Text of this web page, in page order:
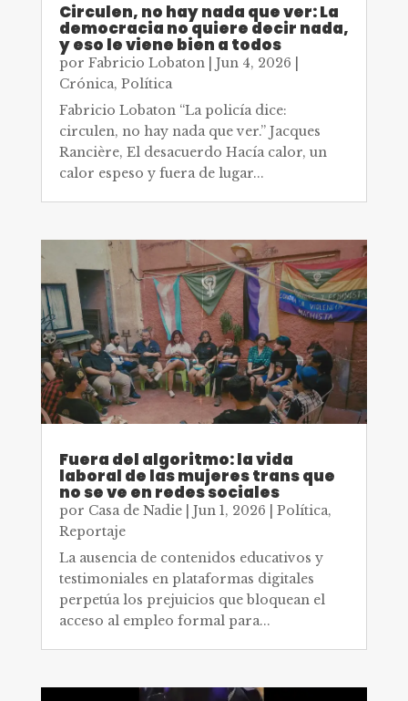
Circulen, no hay nada que ver: La
democracia no quiere decir nada,
y eso le viene bien a todos
por Fabricio Lobaton| Jun 4, 2026
Crónica, Política
Fabricio Lobaton “La policía dice:
circulen, no hay nada que ver.” Jacques
Rancière, El desacuerdo Hacía calor, un
calor espeso y fuera de lugar...
Fuera del algoritmo: la vida
laboral de las mujeres trans que
no se ve en redes sociales
por Casa de Nadie| Jun 1, 2026 Política,
Reportaje
La ausencia de contenidos educativos y
testimoniales en plataformas digitales
perpetúa los prejuicios que bloquean el
acceso al empleo formal para...